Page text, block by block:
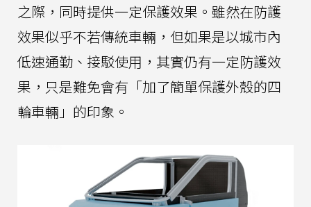
之際，同時提供一定保護效果。雖然在防護
效果似乎不若傳統車輛，但如果是以城市內
低速通勤、接駁使用，其實仍有一定防護效
果，只是難免會有「加了簡單保護外殼的四
輪車輛」的印象。